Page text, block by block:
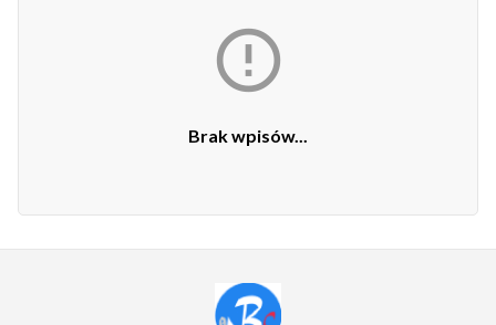

Brak wpisów...